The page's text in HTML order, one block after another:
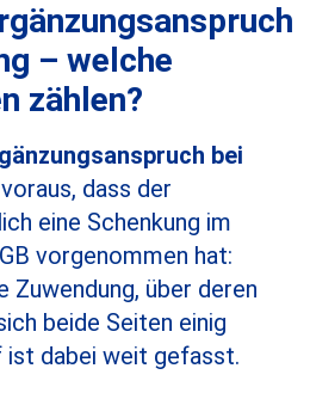
– welche
zählen?
bei
dass der
eine Schenkung im
vorgenommen hat:
Zuwendung, über deren
beide Seiten einig
ist dabei weit gefasst.